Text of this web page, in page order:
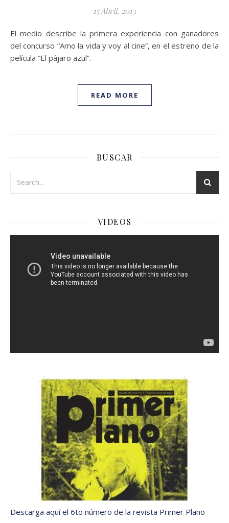
15 Abril, 2013
El medio describe la primera experiencia con ganadores
del concurso “Amo la vida y voy al cine”, en el estreno de la
película “El pájaro azul”.
READ MORE
BUSCAR
VIDEOS
Video
Descarga aquí el 6to número de la revista Primer Plano